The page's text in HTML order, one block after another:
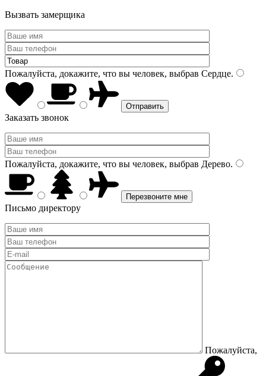
Вызвать замерщика
Пожалуйста, докажите, что вы человек, выбрав Сердце.
Заказать звонок
Пожалуйста, докажите, что вы человек, выбрав Дерево.
Письмо директору
Пожалуйста,